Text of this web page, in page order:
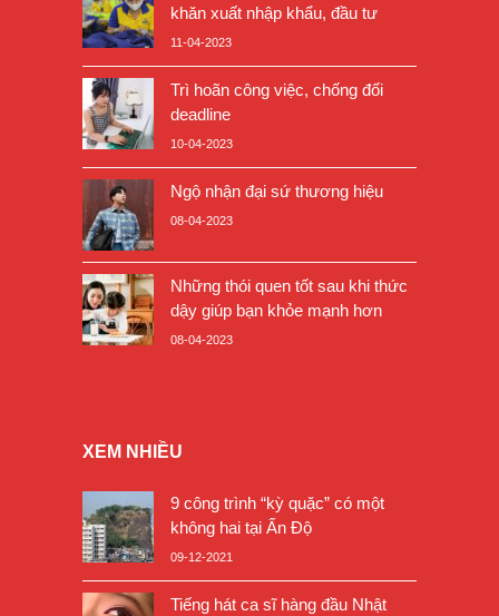
khăn xuất nhập khẩu, đầu tư
11-04-2023
Trì hoãn công việc, chống đối
deadline
10-04-2023
Ngộ nhận đại sứ thương hiệu
08-04-2023
Những thói quen tốt sau khi thức
dậy giúp bạn khỏe mạnh hơn
08-04-2023
XEM NHIỀU
9 công trình “kỳ quặc” có một
không hai tại Ấn Độ
09-12-2021
Tiếng hát ca sĩ hàng đầu Nhật